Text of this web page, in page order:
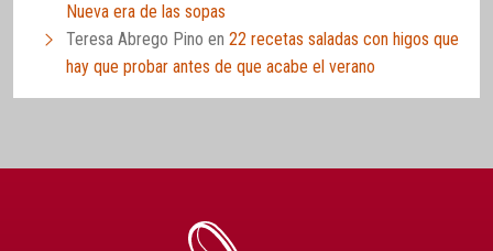
Nueva era de las sopas
Teresa Abrego Pino en 22 recetas saladas con higos que
hay que probar antes de que acabe el verano